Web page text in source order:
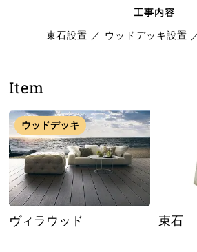
工事内容
束石設置 ／ ウッドデッキ設置
Item
ウッドデッキ
ヴィラウッド 束石